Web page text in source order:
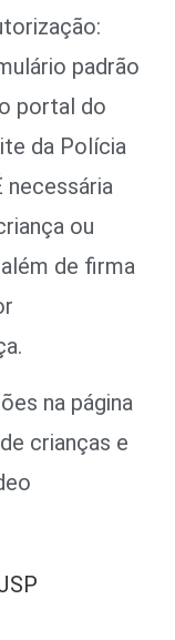
padrão
portal do
da Polícia
necessária
ou
de firma
na página
crianças e